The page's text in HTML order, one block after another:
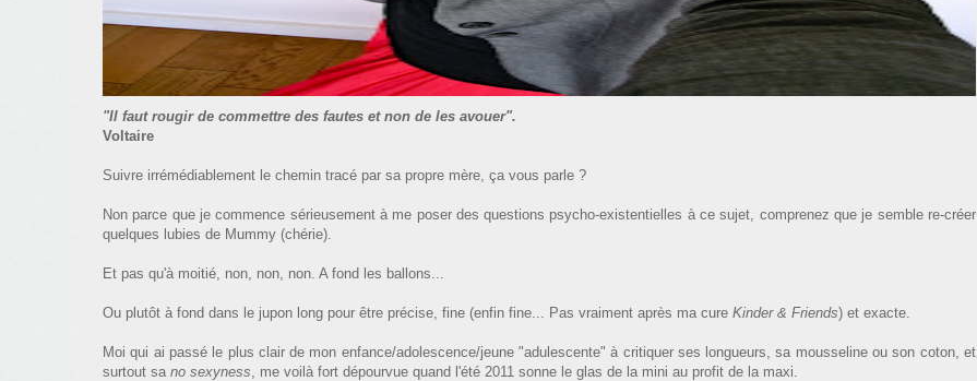
"Il faut rougir de commettre des fautes et non de les avouer".
Voltaire
Suivre irrémédiablement le chemin tracé par sa propre mère, ça vous parle ?
Non parce que je commence sérieusement à me poser des questions psycho-existentielles à ce sujet, comprenez que je semble re-créer
quelques lubies de Mummy (chérie).
Et pas qu'à moitié, non, non, non. A fond les ballons...
Ou plutôt à fond dans le jupon long pour être précise, fine (enfin fine... Pas vraiment après ma cure Kinder & Friends) et exacte.
Moi qui ai passé le plus clair de mon enfance/adolescence/jeune "adulescente" à critiquer ses longueurs, sa mousseline ou son coton, et
surtout sa no sexyness , me voilà fort dépourvue quand l'été 2011 sonne le glas de la mini au profit de la maxi.